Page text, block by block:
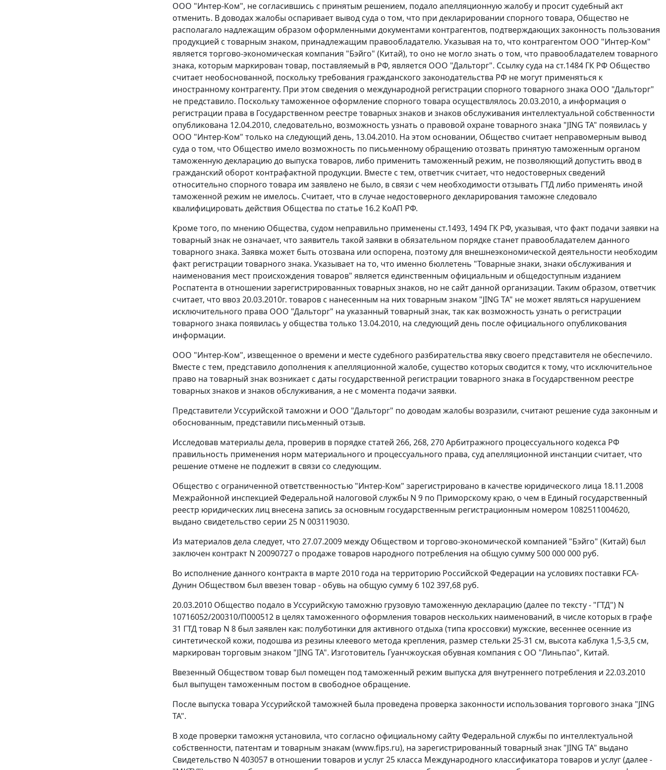
ООО "Интер-Ком", не согласившись с принятым решением, подало апелляционную жалобу и просит судебный акт
отменить. В доводах жалобы оспаривает вывод суда о том, что при декларировании спорного товара, Общество не
располагало надлежащим образом оформленными документами контрагентов, подтверждающих законность пользования
продукцией с товарным знаком, принадлежащим правообладателю. Указывая на то, что контрагентом ООО "Интер-Ком"
является торгово-экономическая компания "Бэйго" (Китай), то оно не могло знать о том, что правообладателем товарного
знака, которым маркирован товар, поставляемый в РФ, является ООО "Дальторг". Ссылку суда на ст.1484 ГК РФ Общество
считает необоснованной, поскольку требования гражданского законодательства РФ не могут применяться к
иностранному контрагенту. При этом сведения о международной регистрации спорного товарного знака ООО "Дальторг"
не представило. Поскольку таможенное оформление спорного товара осуществлялось 20.03.2010, а информация о
регистрации права в Государственном реестре товарных знаков и знаков обслуживания интеллектуальной собственности
опубликована 12.04.2010, следовательно, возможность узнать о правовой охране товарного знака "JING TA" появилась у
ООО "Интер-Ком" только на следующий день, 13.04.2010. На этом основании, Общество считает неправомерным вывод
суда о том, что Общество имело возможность по письменному обращению отозвать принятую таможенным органом
таможенную декларацию до выпуска товаров, либо применить таможенный режим, не позволяющий допустить ввод в
гражданский оборот контрафактной продукции. Вместе с тем, ответчик считает, что недостоверных сведений
относительно спорного товара им заявлено не было, в связи с чем необходимости отзывать ГТД либо применять иной
таможенной режим не имелось. Считает, что в случае недостоверного декларирования таможне следовало
квалифицировать действия Общества по статье 16.2 КоАП РФ.
Кроме того, по мнению Общества, судом неправильно применены ст.1493, 1494 ГК РФ, указывая, что факт подачи заявки на
товарный знак не означает, что заявитель такой заявки в обязательном порядке станет правообладателем данного
товарного знака. Заявка может быть отозвана или оспорена, поэтому для внешнеэкономической деятельности необходим
факт регистрации товарного знака. Указывает на то, что именно бюллетень "Товарные знаки, знаки обслуживания и
наименования мест происхождения товаров" является единственным официальным и общедоступным изданием
Роспатента в отношении зарегистрированных товарных знаков, но не сайт данной организации. Таким образом, ответчик
считает, что ввоз 20.03.2010г. товаров с нанесенным на них товарным знаком "JING TA" не может являться нарушением
исключительного права ООО "Дальторг" на указанный товарный знак, так как возможность узнать о регистрации
товарного знака появилась у общества только 13.04.2010, на следующий день после официального опубликования
информации.
ООО "Интер-Ком", извещенное о времени и месте судебного разбирательства явку своего представителя не обеспечило.
Вместе с тем, представило дополнения к апелляционной жалобе, существо которых сводится к тому, что исключительное
право на товарный знак возникает с даты государственной регистрации товарного знака в Государственном реестре
товарных знаков и знаков обслуживания, а не с момента подачи заявки.
Представители Уссурийской таможни и ООО "Дальторг" по доводам жалобы возразили, считают решение суда законным и
обоснованным, представили письменный отзыв.
Исследовав материалы дела, проверив в порядке статей 266, 268, 270Арбитражного процессуального кодекса РФ
правильность применения норм материального и процессуального права, суд апелляционной инстанции считает, что
решение отмене не подлежит в связи со следующим.
Общество с ограниченной ответственностью "Интер-Ком" зарегистрировано в качестве юридического лица 18.11.2008
Межрайонной инспекцией Федеральной налоговой службы N 9 по Приморскому краю, о чем в Единый государственный
реестр юридических лиц внесена запись за основным государственным регистрационным номером 1082511004620,
выдано свидетельство серии 25 N 003119030.
Из материалов дела следует, что 27.07.2009 между Обществом и торгово-экономической компанией "Бэйго" (Китай) был
заключен контракт N 20090727 о продаже товаров народного потребления на общую сумму 500 000 000 руб.
Во исполнение данного контракта в марте 2010 года на территорию Российской Федерации на условиях поставки FCA-
Дунин Обществом был ввезен товар - обувь на общую сумму 6 102 397,68 руб.
20.03.2010 Общество подало в Уссурийскую таможню грузовую таможенную декларацию (далее по тексту - "ГТД") N
10716052/200310/П000512 в целях таможенного оформления товаров нескольких наименований, в числе которых в графе
31 ГТД товар N 8 был заявлен как: полуботинки для активного отдыха (типа кроссовки) мужские, весеннее осенние из
синтетической кожи, подошва из резины клеевого метода крепления, размер стельки 25-31 см, высота каблука 1,5-3,5 см,
маркирован торговым знаком "JING ТА". Изготовитель Гуанчжоуская обувная компания с ОО "Линьпао", Китай.
Ввезенный Обществом товар был помещен под таможенный режим выпуска для внутреннего потребления и 22.03.2010
был выпущен таможенным постом в свободное обращение.
После выпуска товара Уссурийской таможней была проведена проверка законности использования торгового знака "JING
ТА".
В ходе проверки таможня установила, что согласно официальному сайту Федеральной службы по интеллектуальной
собственности, патентам и товарным знакам (www.fips.ru), на зарегистрированный товарный знак "JING ТА" выдано
Свидетельство N 403057 в отношении товаров и услуг 25 класса Международного классификатора товаров и услуг (далее -